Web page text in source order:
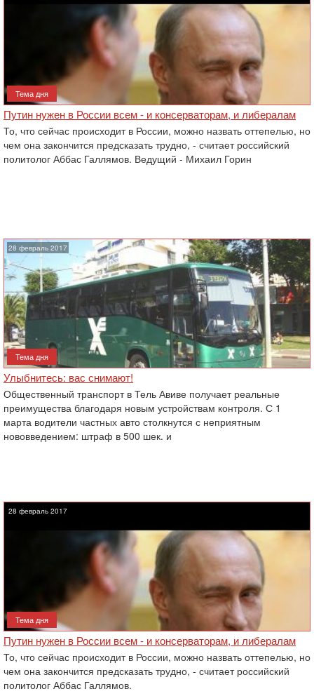
Тема дня
Путин нужен в России всем - и консерваторам, и либералам
То, что сейчас происходит в России, можно назвать оттепелью, но
чем она закончится предсказать трудно, - считает российский
политолог Аббас Галлямов. Ведущий - Михаил Горин
28 февраль 2017
Тема дня
Улыбнитесь: вас снимают!
Общественный транспорт в Тель Авиве получает реальные
преимущества благодаря новым устройствам контроля. С 1
марта водители частных авто столкнутся с неприятным
нововведением: штраф в 500 шек. и
28 февраль 2017
Тема дня
Путин нужен в России всем - и консерваторам, и либералам
То, что сейчас происходит в России, можно назвать оттепелью, но
чем она закончится предсказать трудно, - считает российский
политолог Аббас Галлямов.